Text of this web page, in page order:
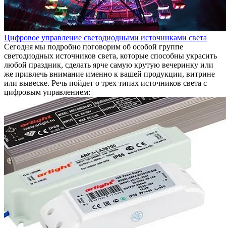
Цифровое управление светодиодными источниками света
Сегодня мы подробно поговорим об особой группе
светодиодных источников света, которые способны украсить
любой праздник, сделать ярче самую крутую вечеринку или
же привлечь внимание именно к вашей продукции, витрине
или вывеске. Речь пойдет о трех типах источников света с
цифровым управлением: